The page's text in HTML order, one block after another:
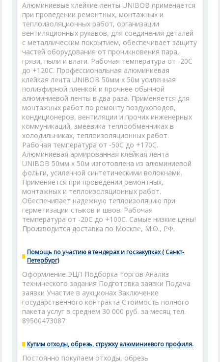
Алюминиевые клейкие ленты UNIBOB применяется
при проведении ремонтных, монтажных и
теплоизоляционных работ, организации
вентиляционных рукавов, для соединения деталей
с металлическим покрытием, обеспечивает защиту
частей оборудования от проникновения пара,
грязи, пыли и влаги. Рабочая температура от -20С
до +120С. Профессиональная алюминиевая
клейкая лента UNIBOB 50мм х 50м усиленная
полиэфирной пленкой и прочнее обычной
алюминиевой ленты в два раза. Применяется для
монтажных работ по ремонту воздуховодов,
кондиционеров, вентиляции и прочих инженерных
коммуникаций, змеевика теплообменниках в
холодильниках, теплоизоляционных работ.
Рабочая температура от -50С до +170С.
Алюминиевая армированная клейкая лента
UNIBOB 50мм х 50м изготовлена из алюминиевой
фольги, усиленной синтетическими волокнами.
Применяется при проведении ремонтных,
монтажных и теплоизоляционных работ.
Обеспечивает надежную теплоизоляцию при
герметизации стыков и швов. Рабочая
температура от -20С до +100С. Самые низкие цены!
Производится доставка по Москве, М.О., РФ.
Помощь по участию в тендерах и госзакупках ( Санкт-
Петербург)
Оформление ЭЦП Подборка торгов Анализ
технического задания Подготовка заявки Подача
заявки Участие в аукционах Заключение
государственного контракта Стоимость полного
пакета услуг в среднем 30 000 руб. за месяц тел.
89500473087
Купим отходы, обрезь, стружку алюминиевого профиля.
Постоянно покупаем отходы, обрезь